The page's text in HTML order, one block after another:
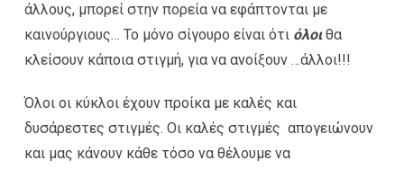
άλλους, μπορεί στην πορεία να εφάπτονται με
καινούργιους… Το μόνο σίγουρο είναι ότι όλοιθα
κλείσουν κάποια στιγμή, για να ανοίξουν …άλλοι!!!
Όλοι οι κύκλοι έχουν προίκα με καλές και
δυσάρεστες στιγμές. Οι καλές στιγμές απογειώνουν
και μας κάνουν κάθε τόσο να θέλουμε να